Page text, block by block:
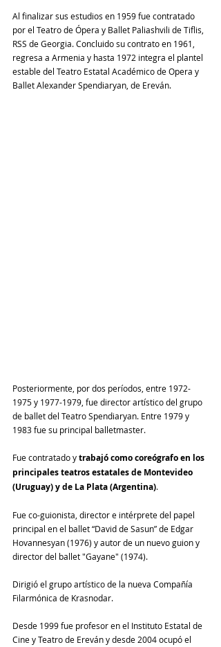
Al finalizar sus estudios en 1959 fue contratado
por el Teatro de Ópera y Ballet Paliashvili de Tiflis,
RSS de Georgia. Concluido su contrato en 1961,
regresa a Armenia y hasta 1972 integra el plantel
estable del Teatro Estatal Académico de Opera y
Ballet Alexander Spendiaryan, de Ereván.
Posteriormente, por dos períodos, entre 1972-
1975 y 1977-1979, fue director artístico del grupo
de ballet del Teatro Spendiaryan. Entre 1979 y
1983 fue su principal balletmaster.
Fue contratado y trabajó como coreógrafo en los
principales teatros estatales de Montevideo
(Uruguay) y de La Plata (Argentina).
Fue co-guionista, director e intérprete del papel
principal en el ballet “David de Sasun” de Edgar
Hovannesyan (1976) y autor de un nuevo guion y
director del ballet "Gayane" (1974).
Dirigió el grupo artístico de la nueva Compañía
Filarmónica de Krasnodar.
Desde 1999 fue profesor en el Instituto Estatal de
Cine y Teatro de Ereván y desde 2004 ocupó el